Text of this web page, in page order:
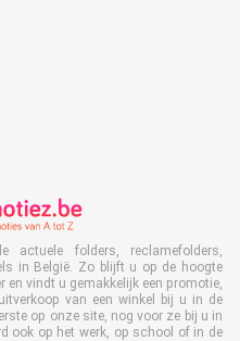
actuele folders, reclamefolders,
in België. Zo blijft u op de hoogte
vindt u gemakkelijk een promotie,
van een winkel bij u in de
op onze site, nog voor ze bij u in
ook op het werk, op school of in de